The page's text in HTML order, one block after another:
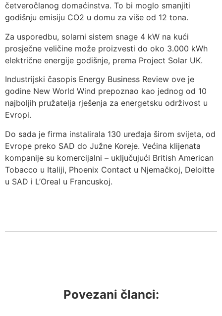
četveročlanog domaćinstva. To bi moglo smanjiti
godišnju emisiju CO2 u domu za više od 12 tona.
Za usporedbu, solarni sistem snage 4 kW na kući
prosječne veličine može proizvesti do oko 3.000 kWh
električne energije godišnje, prema Project Solar UK.
Industrijski časopis Energy Business Review ove je
godine New World Wind prepoznao kao jednog od 10
najboljih pružatelja rješenja za energetsku održivost u
Evropi.
Do sada je firma instalirala 130 uređaja širom svijeta, od
Evrope preko SAD do Južne Koreje. Većina klijenata
kompanije su komercijalni – uključujući British American
Tobacco u Italiji, Phoenix Contact u Njemačkoj, Deloitte
u SAD i L’Oreal u Francuskoj.
Povezani članci: